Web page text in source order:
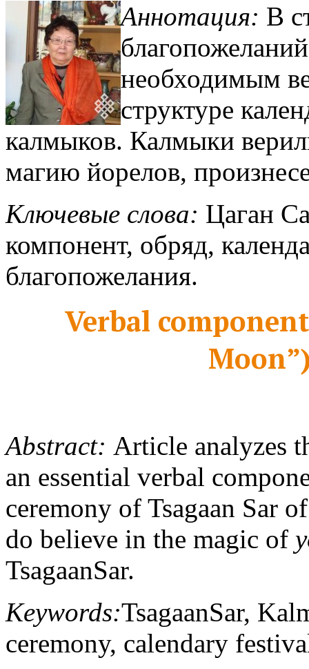
Аннотация: В
необходимым
структуре
калмыков. Калмыки
магию йорелов,
Ключевые слова: Цаган
компонент, обряд,
благопожелания.
Verbal
Abstract: Article analyzes
an essential verbal
ceremony of Tsagaan Sar
do believe in the magic of
TsagaanSar.
Keywords:TsagaanSar,
ceremony, calendary